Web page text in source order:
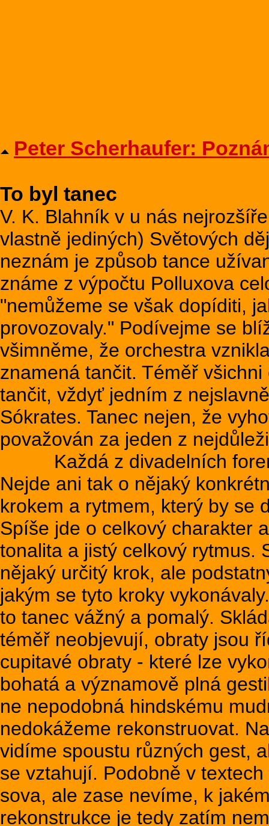
Peter Scherhaufer:
To byl tanec
V. K. Blahník v u nás
vlastně jediných) Světových
neznám je způsob tance
známe z výpočtu Polluxova
"nemůžeme se však dopíditi,
provozovaly." Podívejme se
všimněme, že orchestra
znamená tančit. Téměř
tančit, vždyť jedním z
Sókrates. Tanec nejen, že
považován za jeden z
Každá z divadelních
Nejde ani tak o nějaký
krokem a rytmem, který by se
Spíše jde o celkový charakter
tonalita a jistý celkový rytmus.
nějaký určitý krok, ale
jakým se tyto kroky
to tanec vážný a pomalý.
téměř neobjevují, obraty jsou
cupitavé obraty - které lze
bohatá a významově plná
ne nepodobná hindskému
nedokážeme rekonstruovat.
vidíme spoustu různých gest,
se vztahují. Podobně v
sova, ale zase nevíme, k
rekonstrukce je tedy zatím